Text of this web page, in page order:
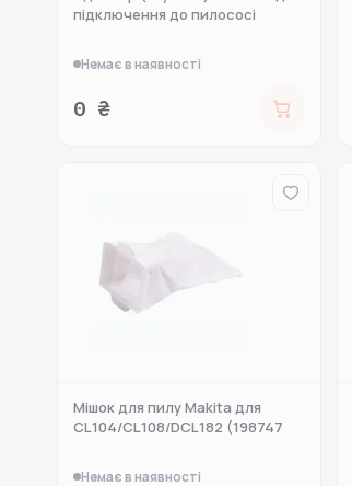
підключення до пилососі
Немає в наявності
0 ₴
Мішок для пилу Makita для
CL104/CL108/DCL182 (198747
Немає в наявності